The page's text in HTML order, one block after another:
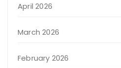
April 2026
March 2026
February 2026